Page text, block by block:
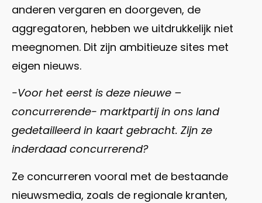
anderen vergaren en doorgeven, de
aggregatoren, hebben we uitdrukkelijk niet
meegnomen. Dit zijn ambitieuze sites met
eigen nieuws.
-Voor het eerst is deze nieuwe –
concurrerende- marktpartij in ons land
gedetailleerd in kaart gebracht. Zijn ze
inderdaad concurrerend?
Ze concurreren vooral met de bestaande
nieuwsmedia, zoals de regionale kranten,